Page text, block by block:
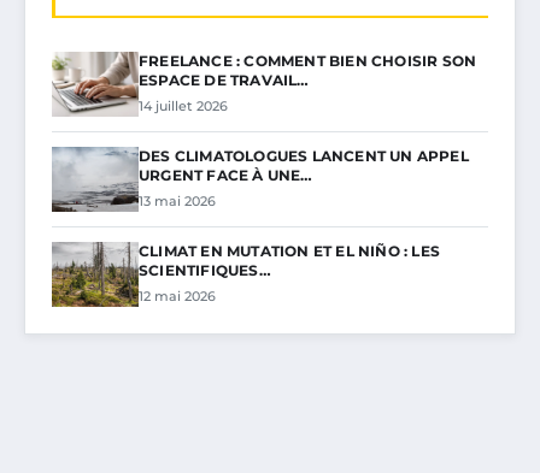
FREELANCE : COMMENT BIEN CHOISIR SON
ESPACE DE TRAVAIL…
14 juillet 2026
DES CLIMATOLOGUES LANCENT UN APPEL
URGENT FACE À UNE…
13 mai 2026
CLIMAT EN MUTATION ET EL NIÑO : LES
SCIENTIFIQUES…
12 mai 2026